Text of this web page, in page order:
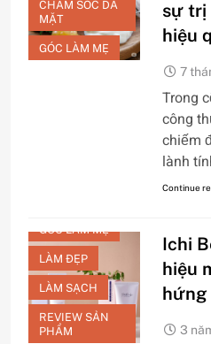
CHĂM SÓC DA
MẶT
GÓC LÀM MẸ
sự trị
hiệu
7
Trong
công
chiếm
lành
Continue
GÓC LÀM MẸ
LÀM ĐẸP
LÀM SẠCH
REVIEW SẢN
PHẨM
Ichi
hiệu
hứng
3